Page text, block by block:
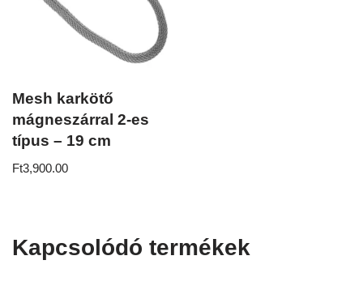
Mesh karkötő
mágneszárral 2-es
típus – 19 cm
Ft3,900.00
Kapcsolódó termékek